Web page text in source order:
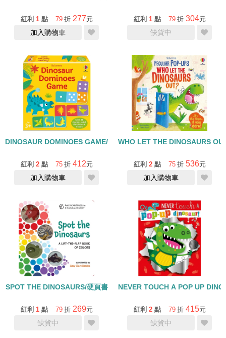
紅利 1 點 79 折 277元
加入購物車
紅利 1 點 79 折 304元
缺貨中
DINOSAUR DOMINOES GAME/桌遊
紅利 2 點 75 折 412元
加入購物車
WHO LET THE
紅利 2 點 75 折 536元
加入購物車
SPOT THE DINOSAURS/硬頁書
紅利 1 點 79 折 269元
缺貨中
NEVER TOUCH A POP UP
紅利 2 點 79 折 415元
缺貨中